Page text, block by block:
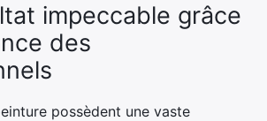
impeccable grâce
des
possèdent une vaste